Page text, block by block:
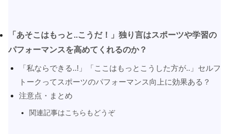
「あそこはもっと..こうだ！」独り言はスポーツや学習の
パフォーマンスを高めてくれるのか？
「私ならできる..!」「ここはもっとこうした方が..」セルフ
トークってスポーツのパフォーマンス向上に効果ある？
注意点・まとめ
関連記事はこちらもどうぞ